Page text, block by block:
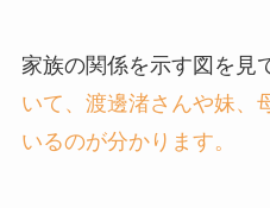
家族の関係を示す図を見
いて、渡邊渚さんや妹、
いるのが分かります。